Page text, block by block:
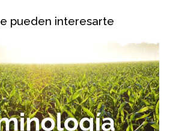
pueden interesarte